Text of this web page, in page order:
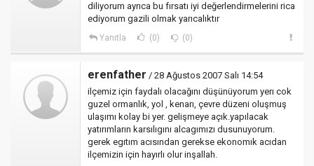
diliyorum ayrıca bu fırsatı iyi değerlendirmelerini rica
ediyorum gazili olmak yarıcalıktır
Yanıtla (0) (0)
erenfather / 28 Ağustos 2007 Salı 14:54
ilçemiz için faydalı olacağını düşünüyorum yerı cok
guzel ormanlık, yol , kenarı, çevre düzeni oluşmuş
ulaşımı kolay bi yer. gelişmeye açık.yapılacak
yatırımların karsılıgını alcagımızı dusunuyorum.
gerek egıtım acısından gerekse ekonomık acıdan
ilçemizin için hayırlı olur inşallah.